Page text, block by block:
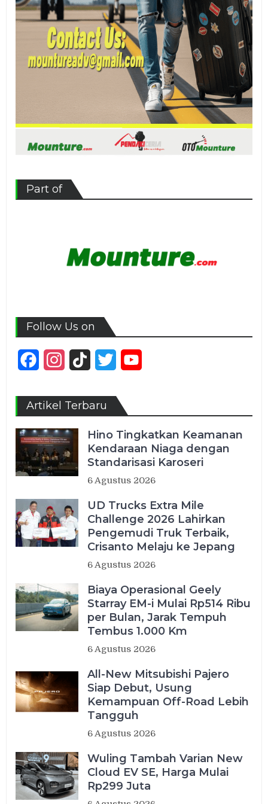
Part of
Follow Us on
FacebookInstagram
TikTok Twitter
Artikel Terbaru
Hino Tingkatkan Keamanan
Kendaraan Niaga dengan
Standarisasi Karoseri
6 Agustus 2026
UD Trucks Extra Mile
Challenge 2026 Lahirkan
Pengemudi Truk Terbaik,
Crisanto Melaju ke Jepang
6 Agustus 2026
Biaya Operasional Geely
Starray EM-i Mulai Rp514 Ribu
per Bulan, Jarak Tempuh
Tembus 1.000 Km
6 Agustus 2026
All-New Mitsubishi Pajero
Siap Debut, Usung
Kemampuan Off-Road Lebih
Tangguh
6 Agustus 2026
Wuling Tambah Varian New
Cloud EV SE, Harga Mulai
Rp299 Juta